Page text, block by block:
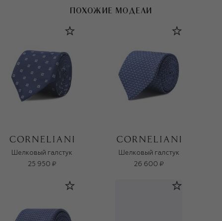
ПОХОЖИЕ МОДЕЛИ
Шелковый галстук
25 950 ₽
Шелковый галстук
26 600 ₽